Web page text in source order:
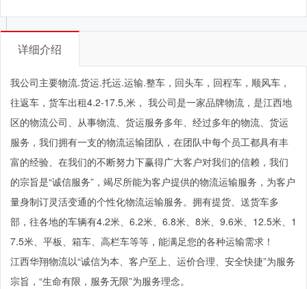
详细介绍
我公司主要物流.货运.托运.运输.整车，回头车，回程车，顺风车，
往返车，货车出租4.2-17.5,米， 我公司是一家品牌物流，是江西地
区的物流公司、从事物流、货运服务多年、经过多年的物流、货运
服务，我们拥有一支的物流运输团队，在团队中每个员工都具有丰
富的经验、在我们的不断努力下赢得广大客户对我们的信赖，我们
的宗旨是“诚信服务”，竭尽所能为客户提供的物流运输服务，为客户
量身制订灵活变通的个性化物流运输服务。拥有提货、送货车多
部，往各地的车辆有4.2米、6.2米、6.8米、8米、9.6米、12.5米、1
7.5米、平板、箱车、高栏车等等，能满足您的各种运输需求！
江西华翔物流以“诚信为本、客户至上、运价合理、安全快捷”为服务
宗旨，“生命有限，服务无限”为服务理念。